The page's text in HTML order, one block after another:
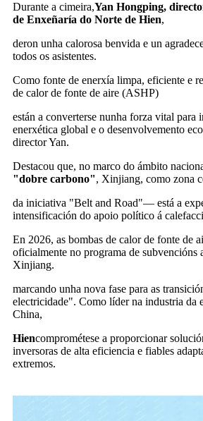
Durante a cimeira,Yan Hongping,
de Enxeñaría do Norte de Hien,
deron unha calorosa benvida e un
todos os asistentes.
Como fonte de enerxía limpa, eficiente e
de calor de fonte de aire (ASHP)
están a converterse nunha forza vital para
enerxética global e o desenvolvemento
director Yan.
Destacou que, no marco do ámbito
"dobre carbono", Xinjiang, como zona
da iniciativa "Belt and Road"— está a
intensificación do apoio político á
En 2026, as bombas de calor de fonte de
oficialmente no programa de subvencións
Xinjiang.
marcando unha nova fase para as
electricidade". Como líder na industria da
China,
Hiencomprométese a proporcionar
inversoras de alta eficiencia e fiables
extremos.